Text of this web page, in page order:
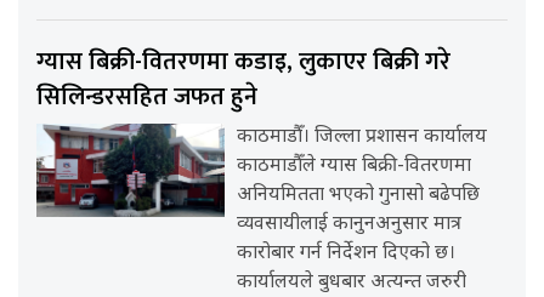
ग्यास बिक्री-वितरणमा कडाइ, लुकाएर बिक्री गरे
सिलिन्डरसहित जफत हुने
काठमाडौँ। जिल्ला प्रशासन कार्यालय
काठमाडौँले ग्यास बिक्री-वितरणमा
अनियमितता भएको गुनासो बढेपछि
व्यवसायीलाई कानुनअनुसार मात्र
कारोबार गर्न निर्देशन दिएको छ।
कार्यालयले बुधबार अत्यन्त जरुरी